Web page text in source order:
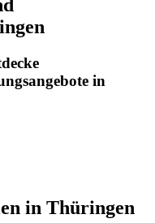
in
in Thüringen